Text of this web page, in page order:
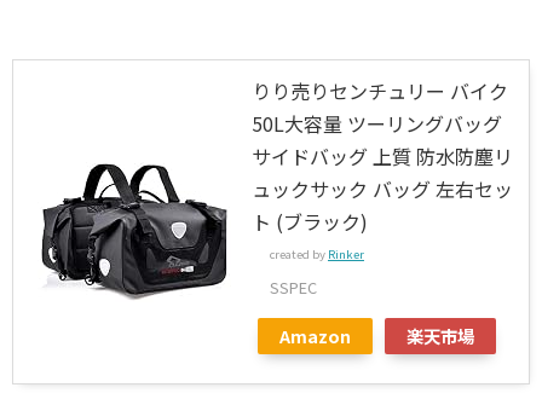
りり売りセンチュリー バイク
50L大容量 ツーリングバッグ
サイドバッグ 上質 防水防塵リ
ュックサック バッグ 左右セッ
ト (ブラック)
created by Rinker
SSPEC
Amazon 楽天市場